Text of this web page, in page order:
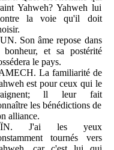
Yahweh? Yahweh lui
la voie qu'il doit
Son âme repose dans
bonheur, et sa postérité
le pays.
La familiarité de
est pour ceux qui le
ll leur fait
les bénédictions de
alliance.
J'ai les yeux
tournés vers